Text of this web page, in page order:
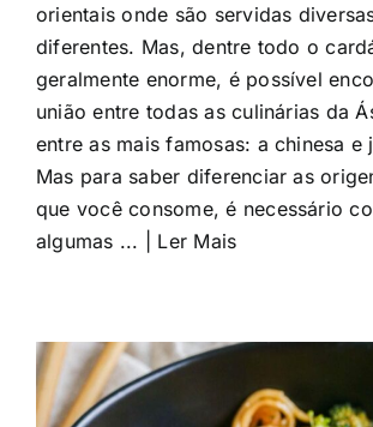
orientais onde são servidas
diferentes. Mas, dentre todo o
geralmente enorme, é possível
união entre todas as culinárias da
entre as mais famosas: a chinesa e
Mas para saber diferenciar as
que você consome, é necessário
algumas ... | Ler Mais